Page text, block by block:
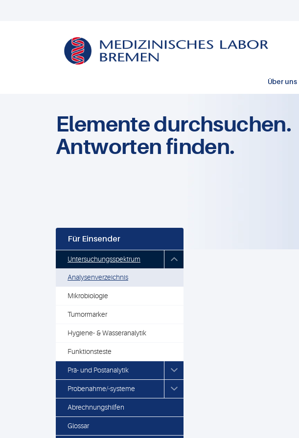
Über uns
Elemente durchsuchen.
Antworten finden.
Für Einsender
Untersuchungsspektrum
Analysenverzeichnis
Mikrobiologie
Tumormarker
Hygiene- & Wasseranalytik
Funktionsteste
Prä- und Postanalytik
Probenahme/-systeme
Abrechnungshilfen
Glossar